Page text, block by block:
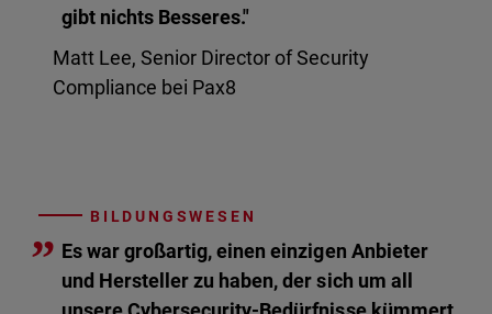
gibt nichts Besseres."
Matt Lee, Senior Director of Security
Compliance bei Pax8
BILDUNGSWESEN
” Es war großartig, einen einzigen Anbieter
und Hersteller zu haben, der sich um all